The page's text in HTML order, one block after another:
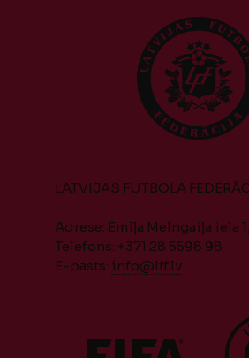
LATVIJAS FUTBOLA
Adrese: Emiļa Melngaiļa iela
Telefons: +371 28 5598 98
E-pasts: info@lff.lv